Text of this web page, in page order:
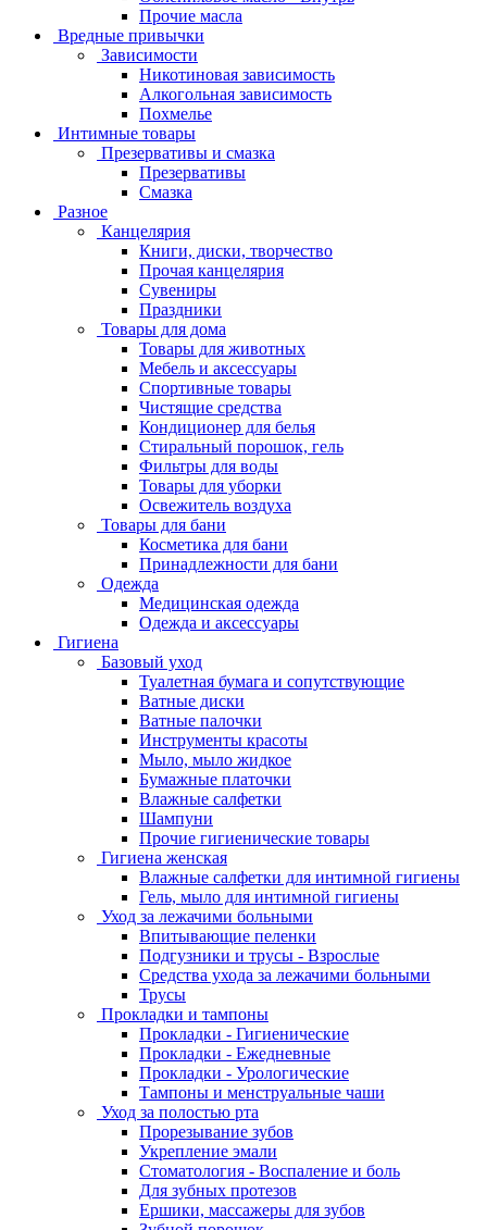
Прочие масла
Вредные привычки
Зависимости
Никотиновая зависимость
Алкогольная зависимость
Похмелье
Интимные товары
Презервативы и смазка
Презервативы
Смазка
Разное
Канцелярия
Книги, диски, творчество
Прочая канцелярия
Сувениры
Праздники
Товары для дома
Товары для животных
Мебель и аксессуары
Спортивные товары
Чистящие средства
Кондиционер для белья
Стиральный порошок, гель
Фильтры для воды
Товары для уборки
Освежитель воздуха
Товары для бани
Косметика для бани
Принадлежности для бани
Одежда
Медицинская одежда
Одежда и аксессуары
Гигиена
Базовый уход
Туалетная бумага и сопутствующие
Ватные диски
Ватные палочки
Инструменты красоты
Мыло, мыло жидкое
Бумажные платочки
Влажные салфетки
Шампуни
Прочие гигиенические товары
Гигиена женская
Влажные салфетки для интимной гигиены
Гель, мыло для интимной гигиены
Уход за лежачими больными
Впитывающие пеленки
Подгузники и трусы - Взрослые
Средства ухода за лежачими больными
Трусы
Прокладки и тампоны
Прокладки - Гигиенические
Прокладки - Ежедневные
Прокладки - Урологические
Тампоны и менструальные чаши
Уход за полостью рта
Прорезывание зубов
Укрепление эмали
Стоматология - Воспаление и боль
Для зубных протезов
Ершики, массажеры для зубов